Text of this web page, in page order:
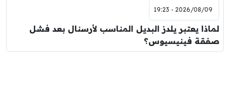
2026/08/09 - 19:23
لماذا يعتبر يلدز البديل المناسب لأرسنال بعد فشل
صفقة فينيسيوس؟